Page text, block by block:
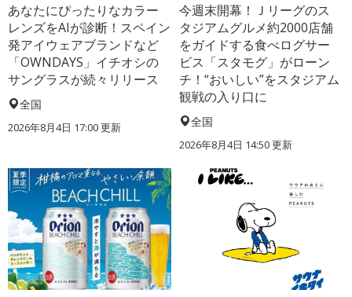
あなたにぴったりなカラー
レンズをAIが診断！スペイン
発アイウェアブランドなど
「OWNDAYS」イチオシの
サングラスが続々リリース
全国
2026年8月4日 17:00更新
今週末開幕！Ｊリーグのス
タジアムグルメ約2000店舗
をガイドする食べログサー
ビス「スタモグ」がローン
チ！“おいしい”をスタジアム
観戦の入り口に
全国
2026年8月4日 14:50更新